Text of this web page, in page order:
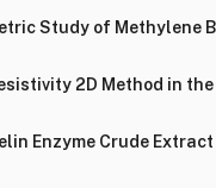
Study of Methylene
2D Method in the
Enzyme Crude Extract